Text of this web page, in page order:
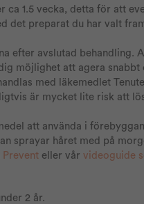
ca 1.5 vecka, detta för att
det preparat du har valt
efter avslutad behandling.
möjlighet att agera snabbt
med läkemedlet
är mycket lite risk att
att använda i
sprayar håret med på
Prevent eller vår videoguide
2 år.